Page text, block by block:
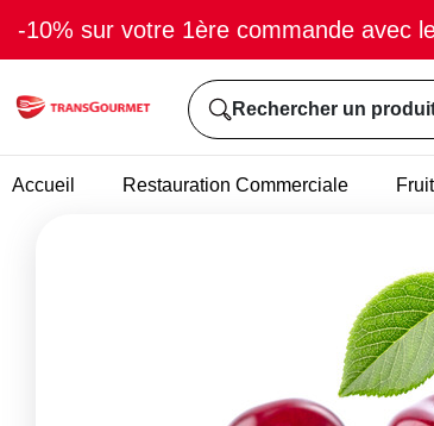
-10% sur votre 1ère commande avec
Rechercher un
Accueil Restauration Commerciale